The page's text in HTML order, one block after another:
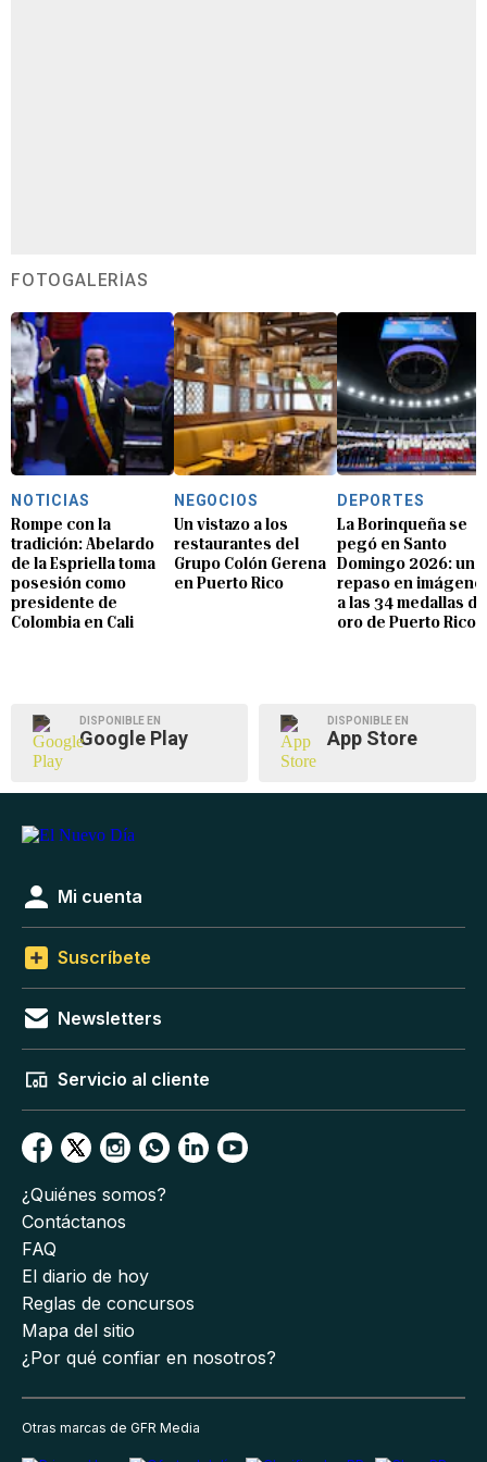
FOTOGALERÍAS
NOTICIAS
Rompe con la
tradición: Abelardo
de la Espriella toma
posesión como
presidente de
Colombia en Cali
NEGOCIOS
Un vistazo a los
restaurantes del
Grupo Colón Gerena
en Puerto Rico
DEPORTES
La Borinqueña se
pegó en Santo
Domingo 2026: un
repaso en
a las 34 medallas de
oro de Puerto Rico
DISPONIBLE EN
Google Play
DISPONIBLE EN
App Store
Mi cuenta
Suscríbete
Newsletters
Servicio al cliente
¿Quiénes somos?
Contáctanos
FAQ
El diario de hoy
Reglas de concursos
Mapa del sitio
¿Por qué confiar en nosotros?
Otras marcas de GFR Media